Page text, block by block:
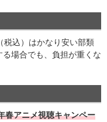
税込）はかなり安い部類
場合でも、負担が重くな
春アニメ視聴キャンペー